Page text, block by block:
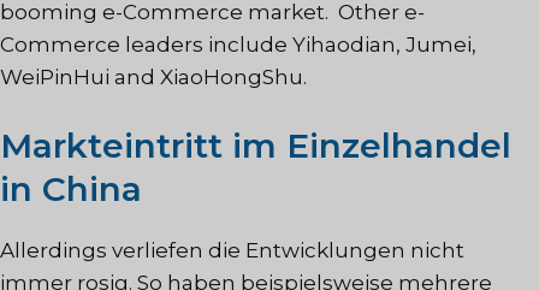
booming e-Commerce market. Other e-
Commerce leaders include Yihaodian, Jumei,
WeiPinHui and XiaoHongShu.
Markteintritt im Einzelhandel
in China
Allerdings verliefen die Entwicklungen nicht
immer rosig. So haben beispielsweise mehrere